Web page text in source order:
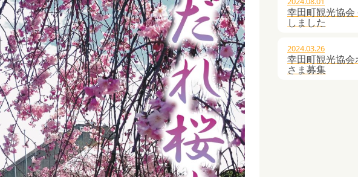
幸田町観光協
しました
2024.03.26
幸田町観光協
さま募集